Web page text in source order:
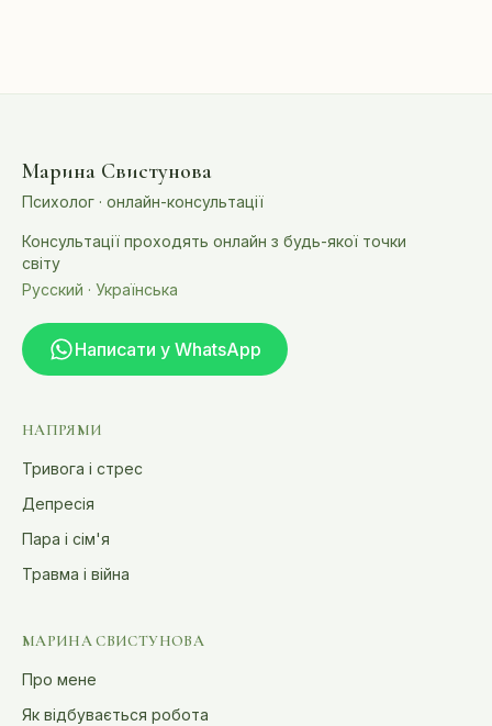
Марина Свистунова
Психолог · онлайн-консультації
Консультації проходять онлайн з будь-якої точки
світу
Русский · Українська
Написати у WhatsApp
НАПРЯМИ
Тривога і стрес
Депресія
Пара і сім'я
Травма і війна
МАРИНА СВИСТУНОВА
Про мене
Як відбувається робота